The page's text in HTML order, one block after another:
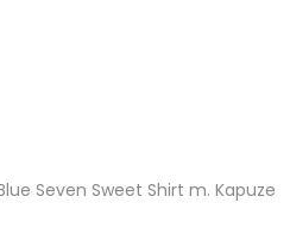
Seven Sweet Shirt m. Kapuze